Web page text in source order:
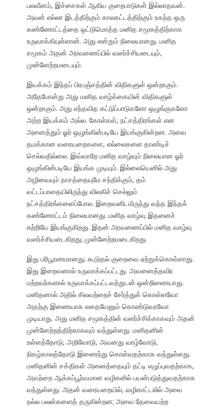
பலவீனம், இச்சைகள் ஆகிய குறைபாடுகள் இல்லாதவன்.
அவன் எல்லா இடத்திற்கும் காலகட்டத்திற்கும் உகந்த ஒரு
கண்ணோட்டத்தை ஒட்டுமொத்த மனித சமூகத்திற்காக
உருவாக்கியுள்ளான். அது என்றும் நிலையானது. மனித
சமூகம் அதன் அரவணைப்பில் வளர்ச்சியடையும்,
முன்னேற்றமடையும்.
இயக்கம் இந்தப் பிரபஞ்சத்தின் விதிகளுள் ஒன்றாகும்.
அதேபோன்று அது மனித வாழ்க்கையின் விதிகளுள்
ஒன்றாகும். அது எந்தவித கட்டுப்பாடுகளோ ஒழுங்குகளோ
அற்ற இயக்கம் அல்ல. கோள்கள், நட்சத்திரங்கள் என
அனைத்தும் ஓர் ஒழுங்கின்படியே இயங்குகின்றன. அவை
தமக்கான வரையறைகளை, எல்லைகளை தாண்டிச்
செல்வதில்லை. இவ்வாறே மனித வாழ்வும் நிலையான ஓர்
ஒழுங்கின்படியே இயங்க முடியும். இல்லையெனில் அது
அழிவையும் நாசத்தையுமே சந்திக்கும், தம்
வட்டப்பாதையிலிருந்து விலகிச் செல்லும்
நட்சத்திரங்களைப்போல. இறைவனிடமிருந்து வந்த இந்தக்
கண்ணோட்டம் நிலையானது. மனித வாழ்வு இதனைச்
சுற்றியே இயங்குகிறது. இதன் அரவணைப்பில் மனித வாழ்வு
வளர்ச்சியடைகிறது; முன்னேற்றமடைகிறது.
இது பரிபூரணமானது; கூடுதல் குறைவை ஏற்றுக்கொள்ளாது.
இது இறைவனால் உருவாக்கப்பட்டது. அவனைத்தவிர
மற்றவர்களால் உருவாக்கப்பட்டவற்றுடன் ஒன்றிணையாது.
மனிதனால் அதில் சிலவற்றைச் சேர்த்துக் கொள்ளவோ
அதற்கு இணையாக எதையேனும் கொண்டுவரவோ
முடியாது. அது மனித சமூகத்தின் வளர்ச்சிக்காகவும் அதன்
முன்னேற்றத்திற்காகவும் வந்துள்ளது. மனிதனின்
உள்ளத்தோடு, அறிவோடு, அவனது வாழ்வோடு,
நிகழ்காலத்தோடு இணைந்து கொள்வதற்காக வந்துள்ளது.
மனிதனின் சக்திகள் அனைத்தையும் தட்டி எழுப்புவதற்காக,
அவற்றை ஆக்கப்பூர்வமான வழிகளில் பயன்படுத்துவதற்காக
வந்துள்ளது. அதன் வரையறையில், வழிகாட்டலில் அவை
நல்ல பலன்களைத் தருகின்றன; அவை தேவையற்ற